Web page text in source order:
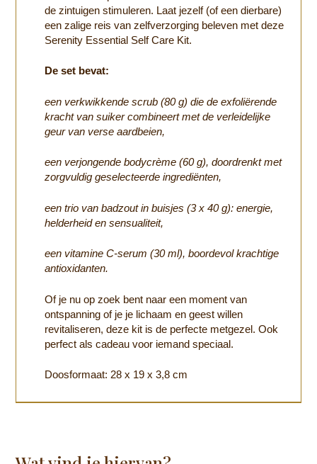
de zintuigen stimuleren. Laat jezelf (of een dierbare)
een zalige reis van zelfverzorging beleven met deze
Serenity Essential Self Care Kit.
De set bevat:
een verkwikkende scrub (80 g) die de exfoliërende
kracht van suiker combineert met de verleidelijke
geur van verse aardbeien,
een verjongende bodycrème (60 g), doordrenkt met
zorgvuldig geselecteerde ingrediënten,
een trio van badzout in buisjes (3 x 40 g): energie,
helderheid en sensualiteit,
een vitamine C-serum (30 ml), boordevol krachtige
antioxidanten.
Of je nu op zoek bent naar een moment van
ontspanning of je je lichaam en geest willen
revitaliseren, deze kit is de perfecte metgezel. Ook
perfect als cadeau voor iemand speciaal.
Doosformaat: 28 x 19 x 3,8 cm